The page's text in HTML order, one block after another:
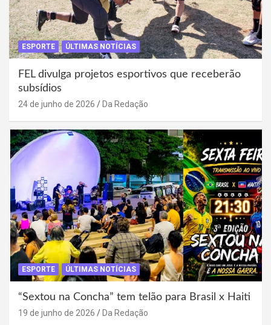
ESPORTE ÚLTIMAS NOTÍCIAS
FEL divulga projetos esportivos que receberão
subsídios
24 de junho de 2026 Da Redação
ESPORTE ÚLTIMAS NOTÍCIAS
“Sextou na Concha” tem telão para Brasil x Haiti
19 de junho de 2026 Da Redação